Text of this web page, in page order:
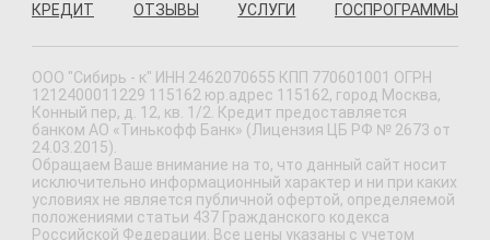
КРЕДИТ ОТЗЫВЫ УСЛУГИ ГОСПРОГРАММЫ
ООО "Сибирь - к" ИНН 2462070655 КПП 770601001 ОГРН
1212400011229 115162 юр.адрес 115162, город Москва,
Конный пер, д. 12, кв. 1/2. Кредит предоставляется
банком АО «Тинькофф Банк» (Лицензия ЦБ РФ № 2673 от
24.03.2015).
Обращаем Ваше внимание на то, что данный сайт носит
исключительно информационный характер и ни при каких
условиях не является публичной офертой, определяемой
положениями статьи 437 Гражданского кодекса
Российской Федерации. Все цены указаны с учетом